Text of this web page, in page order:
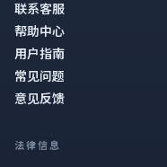
联系客服
帮助中心
用户指南
常见问题
意见反馈
法律信息